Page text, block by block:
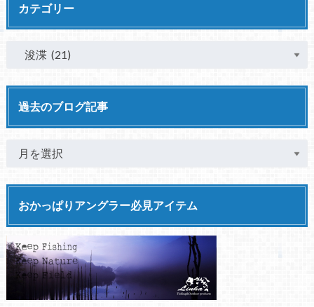
カテゴリー
過去のブログ記事
おかっぱりアングラー必見アイテム